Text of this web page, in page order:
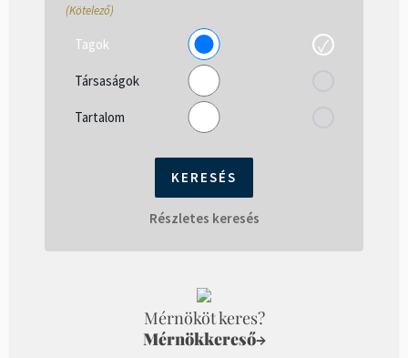
(Kötelező)
Tagok
Társaságok
Tartalom
Részletes keresés
Mérnököt keres?
Mérnökkereső→